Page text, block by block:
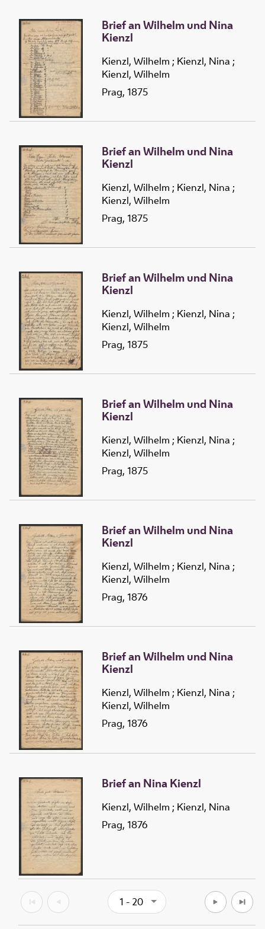
Brief an Wilhelm und Nina
Kienzl
Kienzl, Wilhelm ; Kienzl, Nina ;
Kienzl, Wilhelm
Prag, 1875
Brief an Wilhelm und Nina
Kienzl
Kienzl, Wilhelm ; Kienzl, Nina ;
Kienzl, Wilhelm
Prag, 1875
Brief an Wilhelm und Nina
Kienzl
Kienzl, Wilhelm ; Kienzl, Nina ;
Kienzl, Wilhelm
Prag, 1875
Brief an Wilhelm und Nina
Kienzl
Kienzl, Wilhelm ; Kienzl, Nina ;
Kienzl, Wilhelm
Prag, 1875
Brief an Wilhelm und Nina
Kienzl
Kienzl, Wilhelm ; Kienzl, Nina ;
Kienzl, Wilhelm
Prag, 1876
Brief an Wilhelm und Nina
Kienzl
Kienzl, Wilhelm ; Kienzl, Nina ;
Kienzl, Wilhelm
Prag, 1876
Brief an Nina Kienzl
Kienzl, Wilhelm ; Kienzl, Nina
Prag, 1876
1 - 20